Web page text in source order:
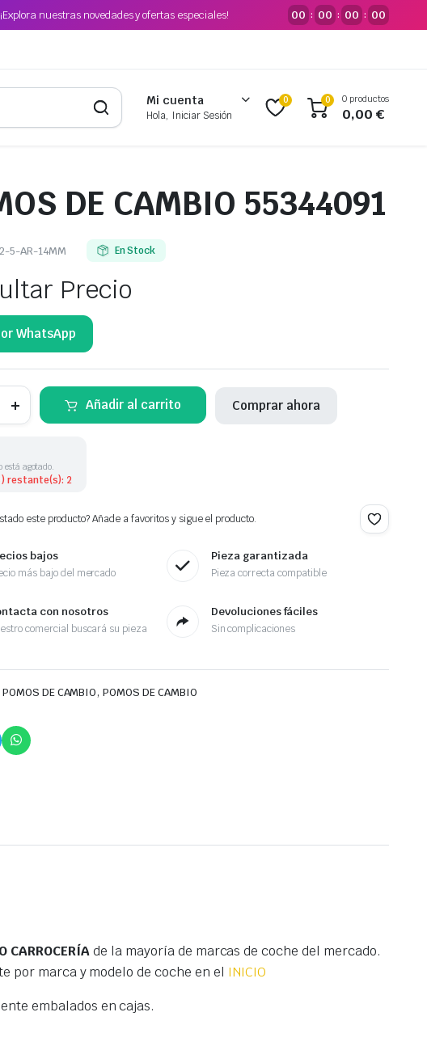
¡Explora nuestras novedades y ofertas especiales! 00 : 00 : 00 : 00
Mi cuenta
Hola, Iniciar Sesión
0 0 0 productos
0,00€
DE CAMBIO 55344091
5-AR-14MM En Stock
Precio
WhatsApp
Añadir al carrito Comprar ahora
está agotado.
restante(s): 2
este producto? Añade a favoritos y sigue el producto.
bajos
más bajo del mercado
Pieza garantizada
Pieza correcta compatible
con nosotros
comercial buscará su pieza
Devoluciones fáciles
Sin complicaciones
POMOS DE CAMBIO, POMOS DE CAMBIO
CARROCERÍAde la mayoría de marcas de coche del mercado.
por marca y modelo de coche en el INICIO
embalados en cajas.